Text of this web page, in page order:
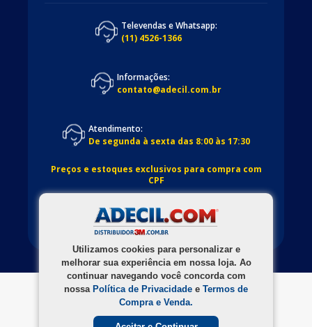
Utilizamos cookies para personalizar e
melhorar sua experiência em nossa loja. Ao
continuar navegando você concorda com
nossa Política de Privacidade e Termos de
Compra e Venda.
Televendas e Whatsapp:
(11) 4526-1366
Informações:
contato@adecil.com.br
Atendimento:
De segunda à sexta das 8:00 às 17:30
Preços e estoques exclusivos para compra com
CPF